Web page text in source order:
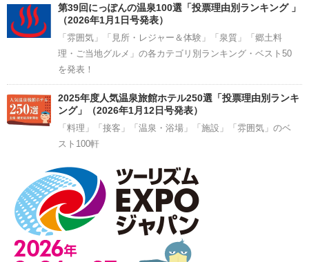
第39回にっぽんの温泉100選「投票理由別ランキング 」
（2026年1月1日号発表）
「雰囲気」「見所・レジャー＆体験」「泉質」「郷土料
理・ご当地グルメ」の各カテゴリ別ランキング・ベスト50
を発表！
2025年度人気温泉旅館ホテル250選「投票理由別ランキ
ング」（2026年1月12日号発表）
「料理」「接客」「温泉・浴場」「施設」「雰囲気」のベ
スト100軒